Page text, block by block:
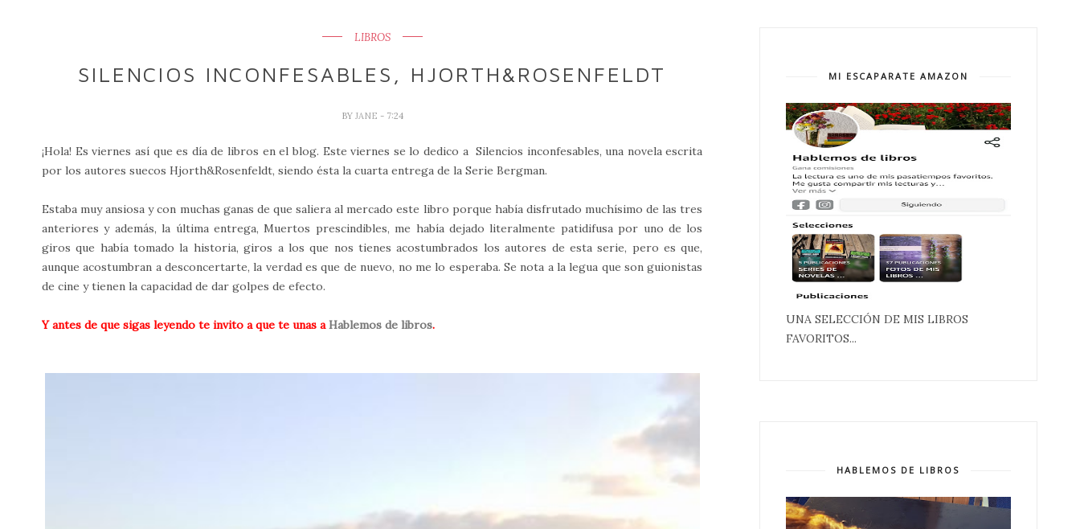
LIBROS
SILENCIOS INCONFESABLES, HJORTH&ROSENFELDT
BY JANE - 7:24
¡Hola! Es viernes así que es día de libros en el blog. Este viernes se lo dedico a Silencios inconfesables, una novela escrita
por los autores suecos Hjorth&Rosenfeldt, siendo ésta la cuarta entrega de la Serie Bergman.
Estaba muy ansiosa y con muchas ganas de que saliera al mercado este libro porque había disfrutado muchísimo de las tres
anteriores y además, la última entrega, Muertos prescindibles, me había dejado literalmente patidifusa por uno de los
giros que había tomado la historia, giros a los que nos tienes acostumbrados los autores de esta serie, pero es que,
aunque acostumbran a desconcertarte, la verdad es que de nuevo, no me lo esperaba. Se nota a la legua que son guionistas
de cine y tienen la capacidad de dar golpes de efecto.
Y antes de que sigas leyendo te invito a que te unas aHablemos de libros.
MI ESCAPARATE AMAZON
UNA SELECCIÓN DE MIS LIBROS
FAVORITOS...
HABLEMOS DE LIBROS